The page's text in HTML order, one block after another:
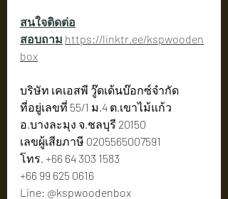
สนใจติดต่อ
สอบถาม https://linktr.ee/kspwooden
box
บริษัท เคเอสพี วู๊ดเด้นบ๊อกซ์จำกัด
ที่อยู่เลขที่ 55/1 ม.4 ต.เขาไม้แก้ว
อ.บางละมุง จ.ชลบุรี 20150
เลขผู้เสียภาษี 0205565007591
โทร. +66 64 303 1583
+66 99 625 0616
Line: @kspwoodenbox